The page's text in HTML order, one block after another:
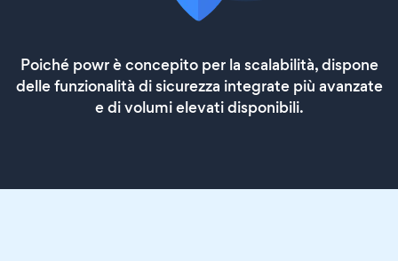
Poiché powr è concepito per la scalabilità, dispone
delle funzionalità di sicurezza integrate più avanzate
e di volumi elevati disponibili.